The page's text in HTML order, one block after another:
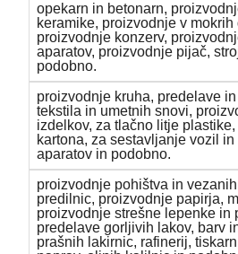
opekarn in betonarn,
keramike, proizvodnje v
proizvodnje konzerv,
aparatov, proizvodnje pijač,
podobno.
proizvodnje kruha, predelave
tekstila in umetnih snovi,
izdelkov, za tlačno litje
kartona, za sestavljanje vozil
aparatov in podobno.
proizvodnje pohištva in
predilnic, proizvodnje papirja,
proizvodnje strešne lepenke in
predelave gorljivih lakov, barv
prašnih lakirnic, rafinerij,